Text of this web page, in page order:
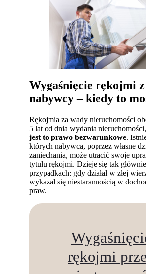
Wygaśnięcie rękojmi
nabywcy – kiedy to
Rękojmia za wady nieruchomości
5 lat od dnia wydania
jest to prawo bezwarunkowe.
których nabywca, poprzez własne
zaniechania, może utracić swoje
tytułu rękojmi. Dzieje się tak
przypadkach: gdy działał w złej
wykazał się niestarannością w
praw.
rękojmi